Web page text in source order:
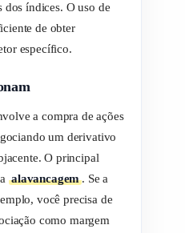
dos índices. O uso de
de obter
específico.
a compra de ações
um derivativo
O principal
aalavancagem . Se a
você precisa de
como margem